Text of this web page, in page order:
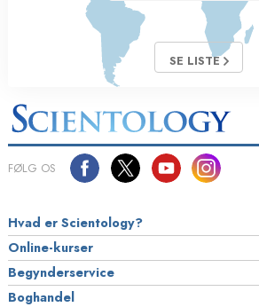
SE LISTE
FØLG OS
Hvad er Scientology?
Online-kurser
Begynderservice
Boghandel